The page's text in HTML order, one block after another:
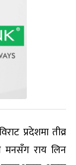
प्रदेशमा तीव्र
मनसँग राय लिन